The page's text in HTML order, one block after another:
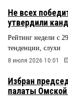
Не всех
утвердили
Рейтинг недели с
тенденции, слухи
8 июля 2026 10:01
Избран
палаты Омской